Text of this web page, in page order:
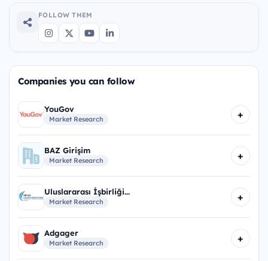
FOLLOW THEM
Companies you can follow
YouGov
Market Research +
BAZ Girişim
Market Research +
Uluslararası İşbirliği...
Market Research +
Adgager
Market Research +